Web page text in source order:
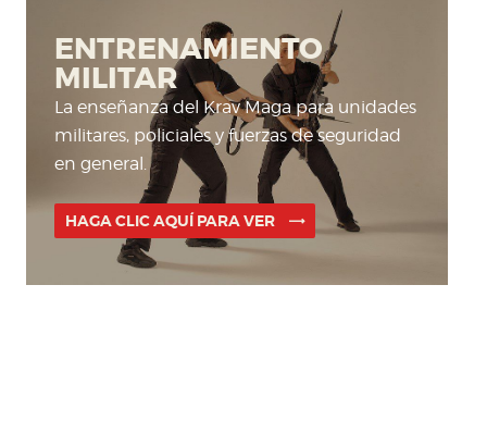
ENTRENAMIENTO
MILITAR
La enseñanza del Krav Maga para unidades
militares, policiales y fuerzas de seguridad
en general.
HAGA CLIC AQUÍ PARA VER